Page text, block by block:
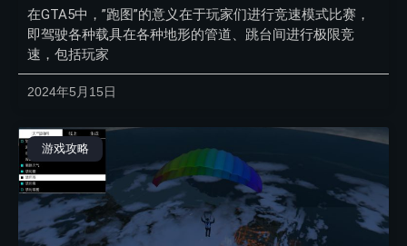
在GTA5中，”跑图”的意义在于玩家们进行竞速模式比赛，
即驾驶各种载具在各种地形的管道、跳台间进行极限竞
速，包括玩家
2024年5月15日
游戏攻略